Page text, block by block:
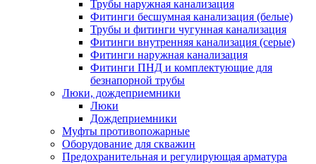
Трубы наружная канализация
Фитинги бесшумная канализация (белые)
Трубы и фитинги чугунная канализация
Фитинги внутренняя канализация (серые)
Фитинги наружная канализация
Фитинги ПНД и комплектующие для
безнапорной трубы
Люки, дождеприемники
Люки
Дождеприемники
Муфты противопожарные
Оборудование для скважин
Предохранительная и регулирующая арматура